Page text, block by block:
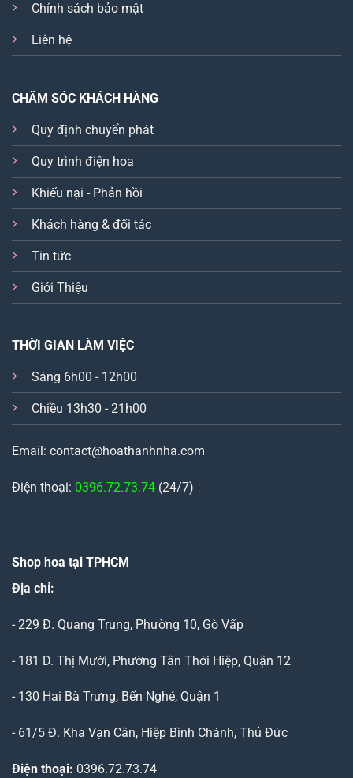
Chính sách bảo mật
Liên hệ
CHĂM SÓC KHÁCH HÀNG
Quy định chuyển phát
Quy trình điện hoa
Khiếu nại - Phản hồi
Khách hàng & đối tác
Tin tức
Giới Thiệu
THỜI GIAN LÀM VIỆC
Sáng 6h00 - 12h00
Chiều 13h30 - 21h00
Email: contact@hoathanhnha.com
Điện thoại: 0396.72.73.74 (24/7)
Shop hoa tại TPHCM
Địa chỉ:
- 229 Đ. Quang Trung, Phường 10, Gò Vấp
- 181 D. Thị Mười, Phường Tân Thới Hiệp, Quận 12
- 130 Hai Bà Trưng, Bến Nghé, Quận 1
- 61/5 Đ. Kha Vạn Cân, Hiệp Bình Chánh, Thủ Đức
Điện thoại: 0396.72.73.74